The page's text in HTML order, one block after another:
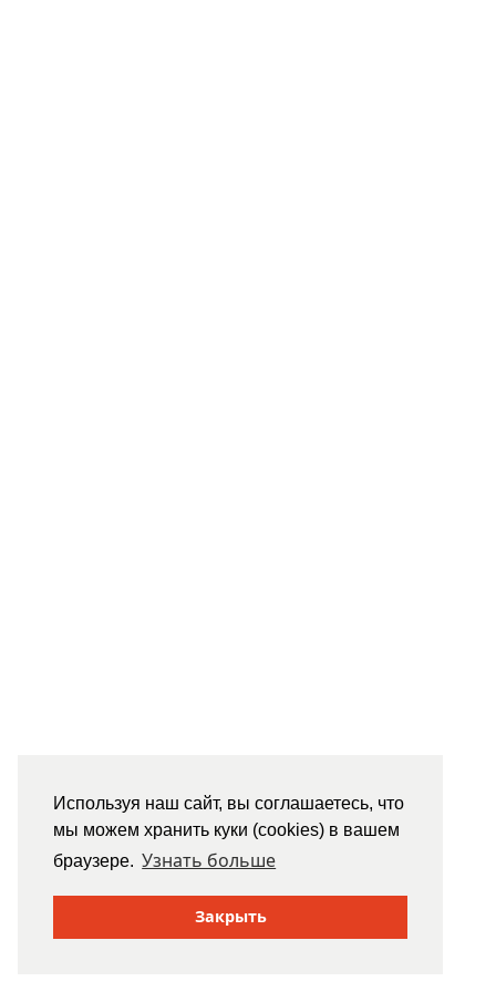
Используя наш сайт, вы соглашаетесь, что
мы можем хранить куки (cookies) в вашем
браузере. Узнать больше
Закрыть